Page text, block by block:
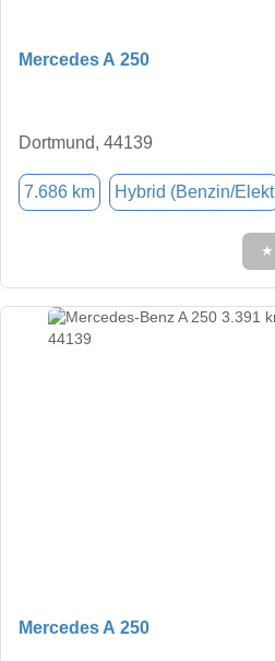
Mercedes A 250
Dortmund, 44139
7.686 km Hybrid (Benzin/Elekt
★
Mercedes A 250